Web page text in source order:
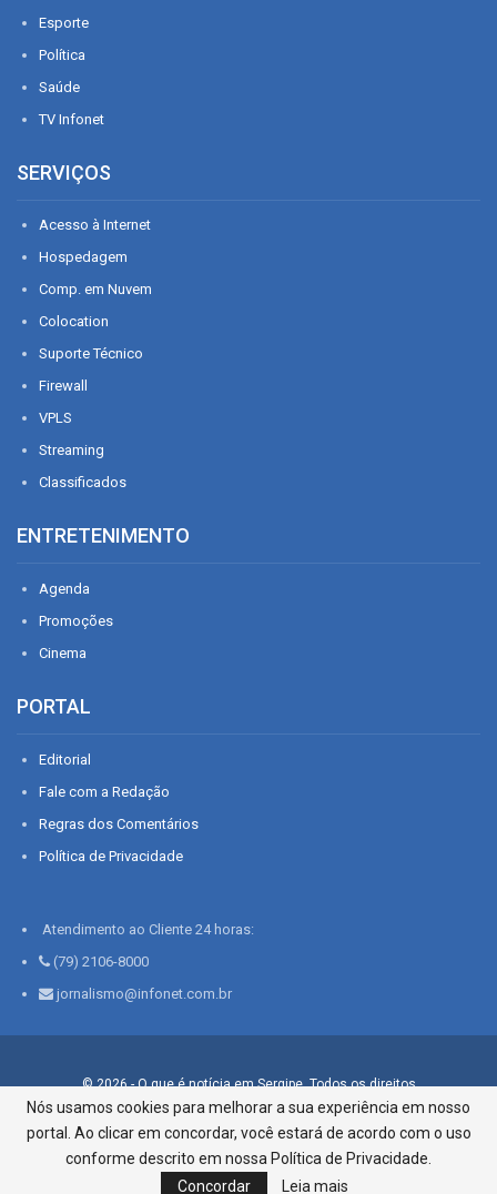
Esporte
Política
Saúde
TV Infonet
SERVIÇOS
Acesso à Internet
Hospedagem
Comp. em Nuvem
Colocation
Suporte Técnico
Firewall
VPLS
Streaming
Classificados
ENTRETENIMENTO
Agenda
Promoções
Cinema
PORTAL
Editorial
Fale com a Redação
Regras dos Comentários
Política de Privacidade
Atendimento ao Cliente 24 horas:
(79) 2106-8000
jornalismo@infonet.com.br
© 2026 - O que é notícia em Sergipe. Todos os direitos
reservados.
Infonet - Rua Monsenhor Silveira 276, Bairro São José |
Aracaju-SE, CEP 49015-030, Fone: 79.2106.8000 - CI Centro de
Informações LTDA
Nós usamos cookies para melhorar a sua experiência em nosso
portal. Ao clicar em concordar, você estará de acordo com o uso
conforme descrito em nossa Política de Privacidade.
Concordar
Leia mais